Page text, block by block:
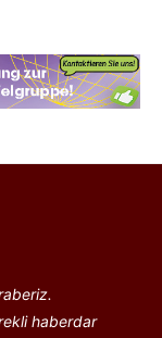
haberdar